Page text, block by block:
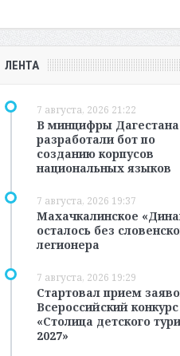
ЛЕНТА
7 августа, 2026 21:22
В минцифры Дагестана
разработали бот по
созданию корпусов
национальных языков
7 августа, 2026 19:37
Махачкалинское
осталось без
легионера
7 августа, 2026 19:29
Стартовал прием
Всероссийский конкурс
«Столица детского
2027»